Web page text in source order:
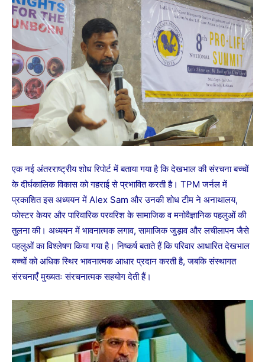
एक नई अंतरराष्ट्रीय शोध रिपोर्ट में बताया गया है कि देखभाल की संरचना बच्चों
के दीर्घकालिक विकास को गहराई से प्रभावित करती है। TPM जर्नल में
प्रकाशित इस अध्ययन में Alex Sam और उनकी शोध टीम ने अनाथालय,
फोस्टर केयर और पारिवारिक परवरिश के सामाजिक व मनोवैज्ञानिक पहलुओं की
तुलना की। अध्ययन में भावनात्मक लगाव, सामाजिक जुड़ाव और लचीलापन जैसे
पहलुओं का विश्लेषण किया गया है। निष्कर्ष बताते हैं कि परिवार आधारित देखभाल
बच्चों को अधिक स्थिर भावनात्मक आधार प्रदान करती है, जबकि संस्थागत
संरचनाएँ मुख्यतः संरचनात्मक सहयोग देती हैं।